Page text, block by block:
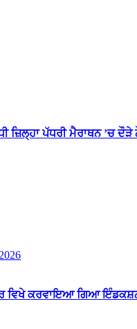
ਪੱਧਰੀ ਮੈਰਾਥਨ ’ਚ ਦੌੜੇ
ਵਿਖੇ ਕਰਵਾਇਆ ਗਿਆ